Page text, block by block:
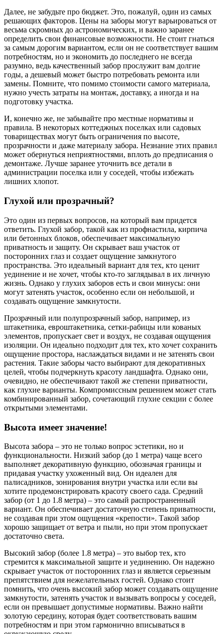
Далее, не забудьте про бюджет. Это, пожалуй, один из самых
решающих факторов. Цены на заборы могут варьироваться от
весьма скромных до астрономических, и важно заранее
определить свои финансовые возможности. Не стоит гнаться
за самым дорогим вариантом, если он не соответствует вашим
потребностям, но и экономить до последнего не всегда
разумно, ведь качественный забор прослужит вам долгие
годы, а дешевый может быстро потребовать ремонта или
замены. Помните, что помимо стоимости самого материала,
нужно учесть затраты на монтаж, доставку, а иногда и на
подготовку участка.
И, конечно же, не забывайте про местные нормативы и
правила. В некоторых коттеджных поселках или садовых
товариществах могут быть ограничения по высоте,
прозрачности и даже материалу забора. Незнание этих правил
может обернуться неприятностями, вплоть до предписания о
демонтаже. Лучше заранее уточнить все детали в
администрации поселка или у соседей, чтобы избежать
лишних хлопот.
Глухой или прозрачный?
Это один из первых вопросов, на который вам придется
ответить. Глухой забор, такой как из профнастила, кирпича
или бетонных блоков, обеспечивает максимальную
приватность и защиту. Он скрывает ваш участок от
посторонних глаз и создает ощущение замкнутого
пространства. Это идеальный вариант для тех, кто ценит
уединение и не хочет, чтобы кто-то заглядывал в их личную
жизнь. Однако у глухих заборов есть и свои минусы: они
могут затенять участок, особенно если он небольшой, и
создавать ощущение замкнутости.
Прозрачный или полупрозрачный забор, например, из
штакетника, евроштакетника, сетки-рабицы или кованых
элементов, пропускает свет и воздух, не создавая ощущения
изоляции. Он идеально подходит для тех, кто хочет сохранить
ощущение простора, наслаждаться видами и не затенять свои
растения. Такие заборы часто выбирают для декоративных
целей, чтобы подчеркнуть красоту ландшафта. Однако они,
очевидно, не обеспечивают такой же степени приватности,
как глухие варианты. Компромиссным решением может стать
комбинированный забор, сочетающий глухие секции с более
открытыми элементами.
Высота имеет значение!
Высота забора – это не только вопрос эстетики, но и
функциональности. Низкий забор (до 1 метра) чаще всего
выполняет декоративную функцию, обозначая границы и
придавая участку ухоженный вид. Он идеален для
палисадников, зонирования внутри участка или если вы
хотите продемонстрировать красоту своего сада. Средний
забор (от 1 до 1.8 метра) – это самый распространенный
вариант. Он обеспечивает достаточную степень приватности,
не создавая при этом ощущения «крепости». Такой забор
хорошо защищает от ветра и пыли, но при этом пропускает
достаточно света.
Высокий забор (более 1.8 метра) – это выбор тех, кто
стремится к максимальной защите и уединению. Он надежно
скрывает участок от посторонних глаз и является серьезным
препятствием для нежелательных гостей. Однако стоит
помнить, что очень высокий забор может создавать ощущение
замкнутости, затенять участок и вызывать вопросы у соседей,
если он превышает допустимые нормативы. Важно найти
золотую середину, которая будет соответствовать вашим
потребностям и при этом гармонично вписываться в